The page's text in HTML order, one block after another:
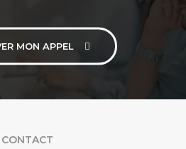
MON APPEL
CONTACT